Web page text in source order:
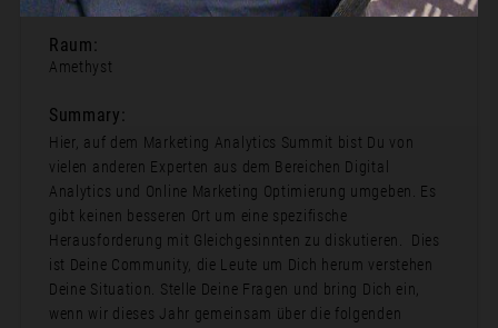
Raum:
Amethyst
Summary:
Hier, auf dem Marketing Analytics Summit bist Du von
vielen anderen Experten aus dem Bereichen Digital
Analytics und Online Marketing Optimierung umgeben. Es
gibt keinen besseren Ort um eine spezifische
Herausforderung mit Gleichgesinnten zu diskutieren. Dies
ist Deine Community, die Leute um Dich herum verstehen
Deine Situation. Stelle Deine Fragen und bring Dich ein,
wenn wir dieses Jahr gemeinsam über die folgenden